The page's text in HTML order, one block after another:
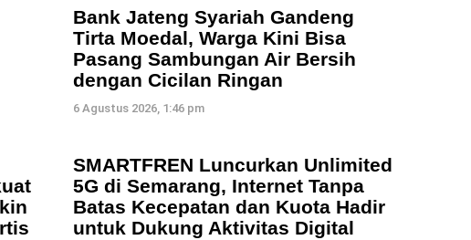
Bank Jateng Syariah Gandeng
Tirta Moedal, Warga Kini Bisa
Pasang Sambungan Air Bersih
dengan Cicilan Ringan
6 Agustus 2026, 1:46 pm
SMARTFREN Luncurkan Unlimited
5G di Semarang, Internet Tanpa
Batas Kecepatan dan Kuota Hadir
untuk Dukung Aktivitas Digital